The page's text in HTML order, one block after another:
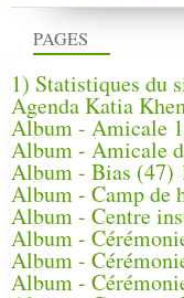
PAGES
1) Statistiques du
Agenda Katia
Album - Amicale
Album - Amicale
Album - Bias (47)
Album - Camp de
Album - Centre
Album -
Album -
Album -